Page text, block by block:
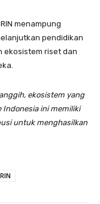
menampung
pendidikan
ekosistem riset dan
ekosistem yang
Indonesia ini memiliki
untuk menghasilkan